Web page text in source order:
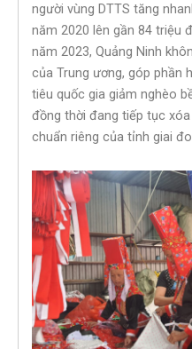
người vùng DTTS tăng
năm 2020 lên gần 84 triệu
năm 2023, Quảng Ninh
của Trung ương, góp phần
tiêu quốc gia giảm nghèo
đồng thời đang tiếp tục
chuẩn riêng của tỉnh giai